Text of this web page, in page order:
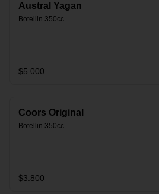
Austral Yagan
Botellin 350cc
$5.000
Coors Original
Botellin 350cc
$3.800